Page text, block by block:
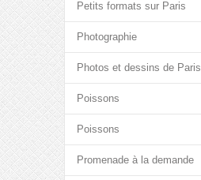
Petits formats sur Paris
Photographie
Photos et dessins de Paris
Poissons
Poissons
Promenade à la demande